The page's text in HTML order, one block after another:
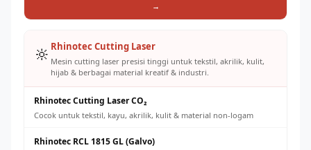
→
🔆 Rhinotec Cutting Laser
Mesin cutting laser presisi tinggi untuk tekstil, akrilik, kulit,
hijab & berbagai material kreatif & industri.
Rhinotec Cutting Laser CO₂
Cocok untuk tekstil, kayu, akrilik, kulit & material non-logam
Rhinotec RCL 1815 GL (Galvo)